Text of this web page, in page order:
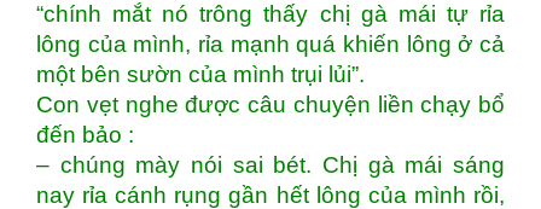
“chính mắt nó trông thấy chị gà mái tự rỉa
lông của mình, rỉa mạnh quá khiến lông ở cả
một bên sườn của mình trụi lủi”.
Con vẹt nghe được câu chuyện liền chạy bổ
đến bảo :
– chúng mày nói sai bét. Chị gà mái sáng
nay rỉa cánh rụng gần hết lông của mình rồi,